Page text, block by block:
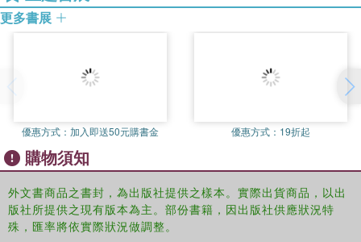
the Old Nichol, a notorious slum on the boundary of
and where the mortality rate ran at nearly twice that of the
rest of Bethnal Green. Among much else they discovered
most lucrative properties in the capital for their absent
slumlords, who included peers of the realm, local
politicians and churchmen.
The Blackest Streetsis set in a turbulent period of
London''s history when revolution was in the air. Award-
更多書展
優惠方式： 加入即送50元購書金 優惠方式： 19折起
購物須知
外文書商品之書封，為出版社提供之樣本。實際出貨商品，以出
版社所提供之現有版本為主。部份書籍，因出版社供應狀況特
殊，匯率將依實際狀況做調整。